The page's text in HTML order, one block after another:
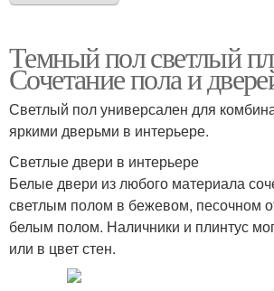
Темный пол светлый
Сочетание пола и
Светлый пол универсален для
яркими дверьми в интерьере.
Светлые двери в интерьере
Белые двери из любого материала
светлым полом в бежевом, песочном
белым полом. Наличники и плинтус
или в цвет стен.